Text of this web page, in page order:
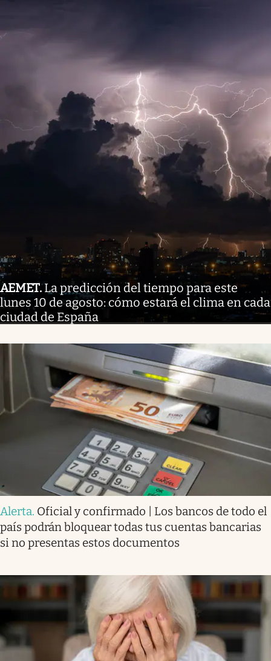
AEMET.La predicción del tiempo para este
lunes 10 de agosto: cómo estará el clima en cada
ciudad de España
Alerta. Oficial y confirmado | Los bancos de todo el
país podrán bloquear todas tus cuentas bancarias
si no presentas estos documentos